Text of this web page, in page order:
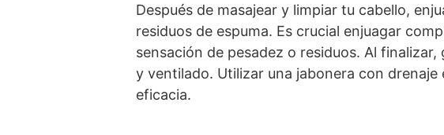
Después de masajear y limpiar tu cabello,
residuos de espuma. Es crucial enjuagar
sensación de pesadez o residuos. Al
y ventilado. Utilizar una jabonera con
eficacia.